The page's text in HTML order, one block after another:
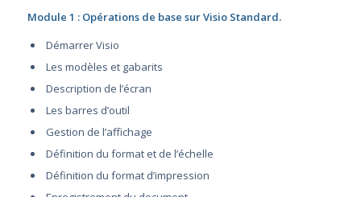
Module 1 : Opérations de base sur Visio Standard.
Démarrer Visio
Les modèles et gabarits
Description de l’écran
Les barres d’outil
Gestion de l’affichage
Définition du format et de l’échelle
Définition du format d’impression